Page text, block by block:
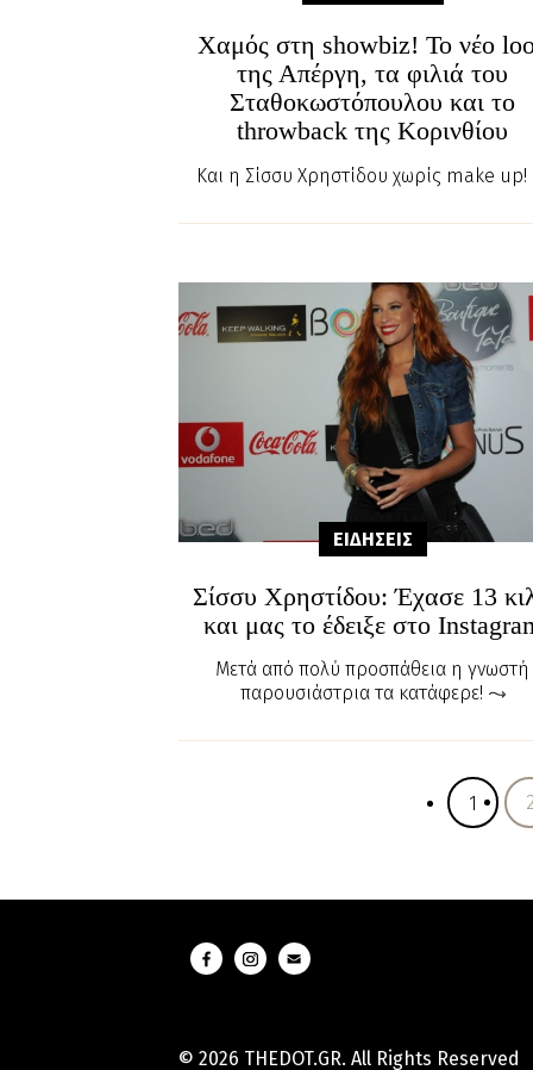
Χαμός στη showbiz! Το νέο
της Απέργη, τα φιλιά του
Σταθοκωστόπουλου και το
throwback της Κορινθίου
Και η Σίσσυ Χρηστίδου χωρίς make up!
ΕΙΔΗΣΕΙΣ
Σίσσυ Χρηστίδου: Έχασε 13
και μας το έδειξε στο
Μετά από πολύ προσπάθεια η γνωστή
παρουσιάστρια τα κατάφερε!
1
© 2026 THEDOT.GR. All Rights Reserved